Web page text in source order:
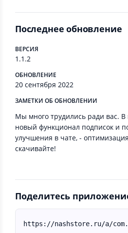
Последнее обновление
ВЕРСИЯ
1.1.2
ОБНОВЛЕНИЕ
20 сентября 2022
ЗАМЕТКИ ОБ ОБНОВЛЕНИИ
Мы много трудились ради вас. В
новый функционал подписок и
улучшения в чате, -
скачивайте!
Поделитесь
https://nashstore.ru/a/